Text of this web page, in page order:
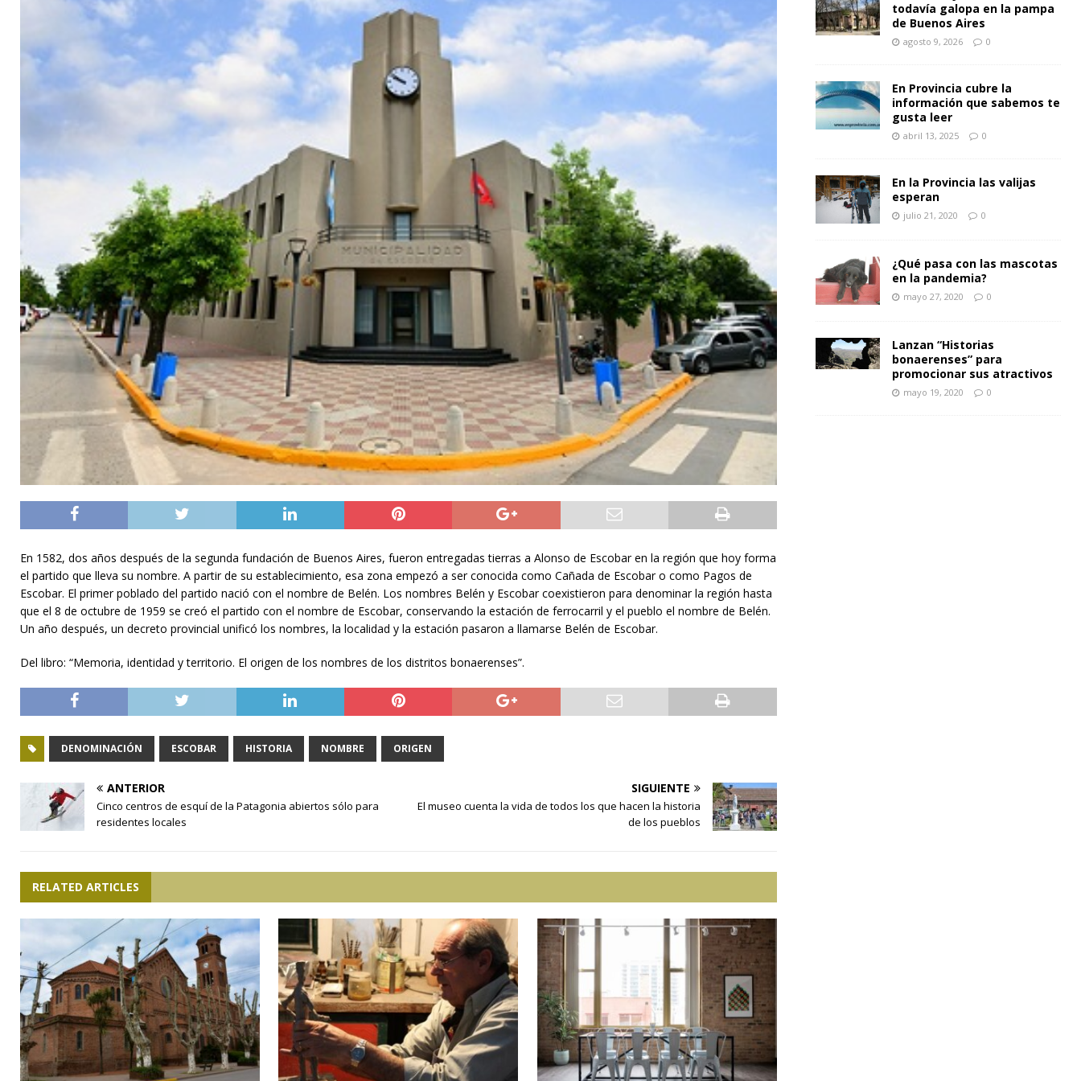
En 1582, dos años después de la segunda fundación de Buenos Aires, fueron entregadas tierras a Alonso de Escobar en la región que hoy forma
el partido que lleva su nombre. A partir de su establecimiento, esa zona empezó a ser conocida como Cañada de Escobar o como Pagos de
Escobar. El primer poblado del partido nació con el nombre de Belén. Los nombres Belén y Escobar coexistieron para denominar la región hasta
que el 8 de octubre de 1959 se creó el partido con el nombre de Escobar, conservando la estación de ferrocarril y el pueblo el nombre de Belén.
Un año después, un decreto provincial unificó los nombres, la localidad y la estación pasaron a llamarse Belén de Escobar.
Del libro: “Memoria, identidad y territorio. El origen de los nombres de los distritos bonaerenses”.
DENOMINACIÓN ESCOBAR HISTORIA NOMBRE ORIGEN
ANTERIOR
Cinco centros de esquí de la Patagonia abiertos sólo para
residentes locales
SIGUIENTE
El museo cuenta la vida de todos los que hacen la historia
de los pueblos
RELATED ARTICLES
todavía galopa en la pampa
de Buenos Aires
agosto 9, 2026 0
En Provincia cubre la
información que sabemos te
gusta leer
abril 13, 2025 0
En la Provincia las valijas
esperan
julio 21, 2020 0
¿Qué pasa con las mascotas
en la pandemia?
mayo 27, 2020 0
Lanzan “Historias
bonaerenses” para
promocionar sus atractivos
mayo 19, 2020 0